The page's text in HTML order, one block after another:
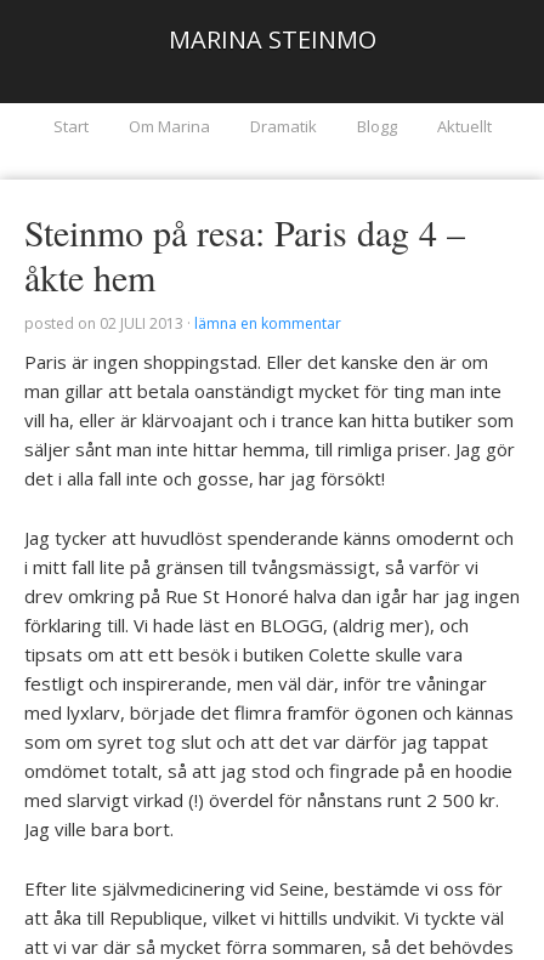
MARINA STEINMO
Start Om Marina Dramatik Blogg Aktuellt
Steinmo på resa: Paris dag 4 –
åkte hem
posted on 02 JULI 2013 · lämna en kommentar
Paris är ingen shoppingstad. Eller det kanske den är om
man gillar att betala oanständigt mycket för ting man inte
vill ha, eller är klärvoajant och i trance kan hitta butiker som
säljer sånt man inte hittar hemma, till rimliga priser. Jag gör
det i alla fall inte och gosse, har jag försökt!
Jag tycker att huvudlöst spenderande känns omodernt och
i mitt fall lite på gränsen till tvångsmässigt, så varför vi
drev omkring på Rue St Honoré halva dan igår har jag ingen
förklaring till. Vi hade läst en BLOGG, (aldrig mer), och
tipsats om att ett besök i butiken Colette skulle vara
festligt och inspirerande, men väl där, inför tre våningar
med lyxlarv, började det flimra framför ögonen och kännas
som om syret tog slut och att det var därför jag tappat
omdömet totalt, så att jag stod och fingrade på en hoodie
med slarvigt virkad (!) överdel för nånstans runt 2 500 kr.
Jag ville bara bort.
Efter lite självmedicinering vid Seine, bestämde vi oss för
att åka till Republique, vilket vi hittills undvikit. Vi tyckte väl
att vi var där så mycket förra sommaren, så det behövdes